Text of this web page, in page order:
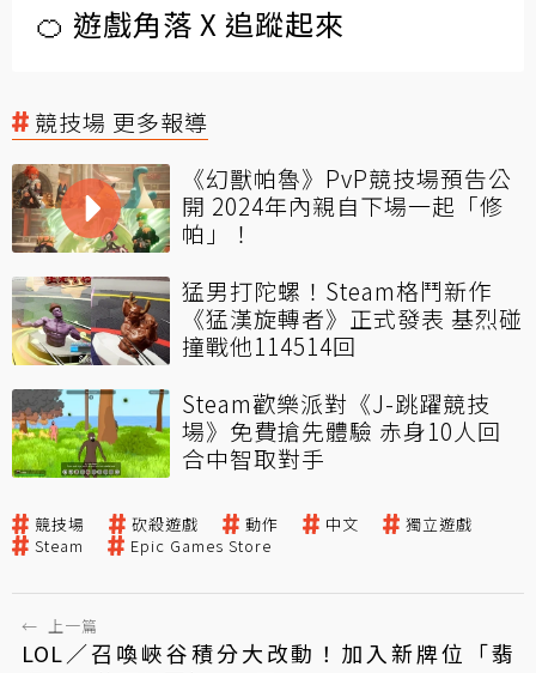
🍊 遊戲角落 X 追蹤起來
競技場 更多報導
《幻獸帕魯》PvP競技場預告公
開 2024年內親自下場一起「修
帕」！
猛男打陀螺！Steam格鬥新作
《猛漢旋轉者》正式發表 基烈碰
撞戰他114514回
Steam歡樂派對《J-跳躍競技
場》免費搶先體驗 赤身10人回
合中智取對手
競技場 砍殺遊戲 動作 中文
獨立遊戲
Steam
Epic Games Store
← 上一篇
LOL／召喚峽谷積分大改動！加入新牌位「翡